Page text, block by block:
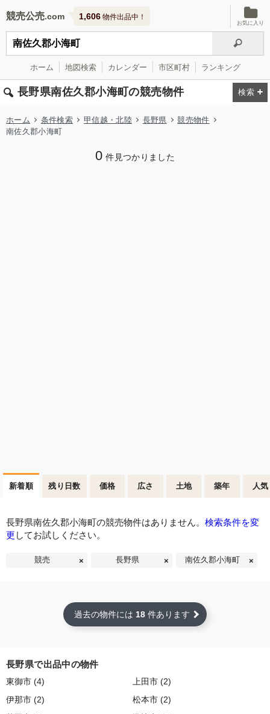
競売公売 1,606 物件出品中！
お気に入り
ホーム 地図検索 カレンダー 市区町村 ランキング
長野県南佐久郡小海町の競売物件
ホーム 条件検索 甲信越・北陸 長野県
競売物件
南佐久郡小海町
0 件見つかりました
新着順 残り日数 価格 広さ 土地 築年 人気
長野県南佐久郡小海町の競売物件はありません。 検索条件を変
更 してお試しください。
競売 長野県 南佐久郡小海町
過去の物件には 18 件あります
長野県で出品中の物件
東御市 (4) 上田市 (2)
伊那市 (2) 松本市 (2)